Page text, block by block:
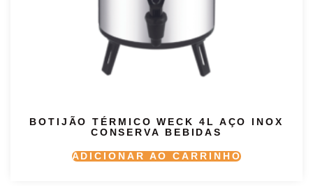
BOTIJÃO TÉRMICO WECK 4L AÇO INOX
CONSERVA BEBIDAS
ADICIONAR AO CARRINHO